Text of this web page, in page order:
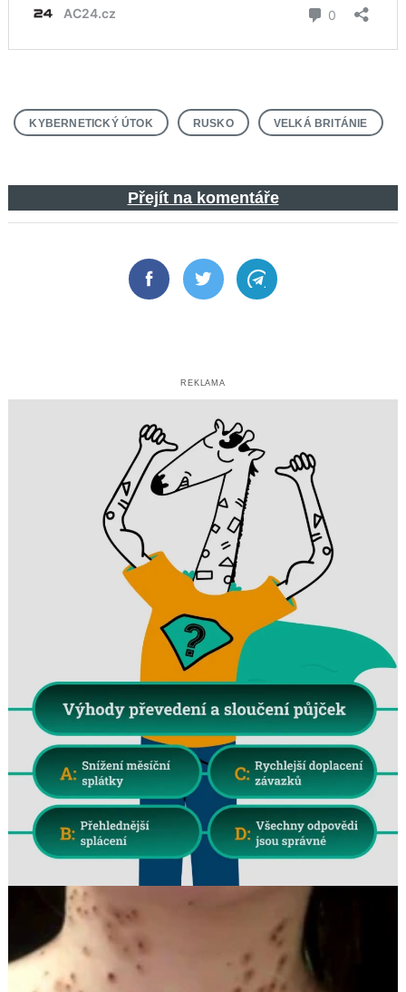
KYBERNETICKÝ ÚTOK RUSKO VELKÁ BRITÁNIE
Přejít na komentáře
FacebookTwitter Telegram
REKLAMA